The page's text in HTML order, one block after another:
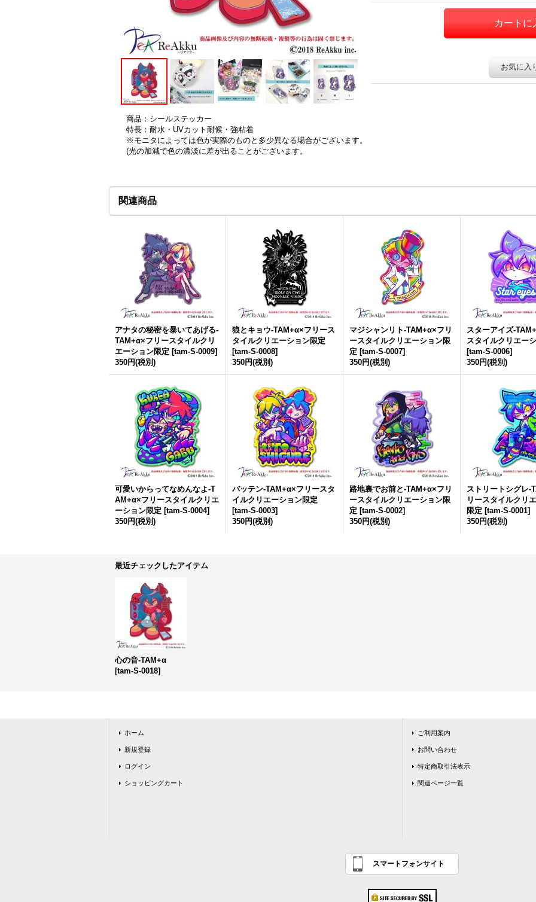
お気に入
商品：シールステッカー
特長：耐水・UVカット耐候・強粘着
※モニタによっては色が実際のものと多少異なる場合がございます。
(光の加減で色の濃淡に差が出ることがございます。
関連商品
アナタの秘密を暴いてあげる-
TAM+α×フリースタイルクリ
エーション限定 [tam-S-0009]
350円(税別)
狼とキョウ-TAM+α×フリース
タイルクリエーション限定
[tam-S-0008]
350円(税別)
マジシャンリト-TAM+α×フリ
ースタイルクリエーション限
定 [tam-S-0007]
350円(税別)
スターアイズ-
スタイルクリエー
[tam-S-0006]
350円(税別)
可愛いからってなめんなよ-T
AM+α×フリースタイルクリエ
ーション限定 [tam-S-0004]
350円(税別)
バッテン-TAM+α×フリースタ
イルクリエーション限定
[tam-S-0003]
350円(税別)
路地裏でお前と-TAM+α×フリ
ースタイルクリエーション限
定 [tam-S-0002]
350円(税別)
ストリートシグレ-
リースタイルクリ
限定 [tam-S-0001]
350円(税別)
最近チェックしたアイテム
心の音-TAM+α
[tam-S-0018]
ホーム
新規登録
ログイン
ショッピングカート
ご利用案内
お問い合わせ
特定商取引法表示
関連ページ一覧
スマートフォンサイト